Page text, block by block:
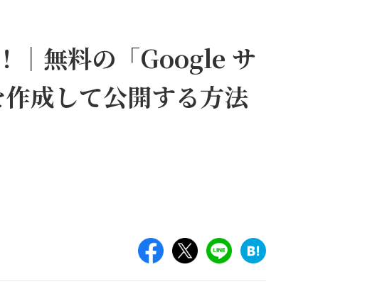
｜無料の「Google サ
成して公開する方法